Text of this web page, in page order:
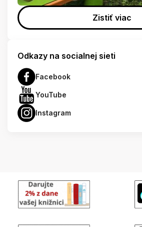
Zistiť viac
Odkazy na socialnej sieti
Facebook
YouTube
Instagram